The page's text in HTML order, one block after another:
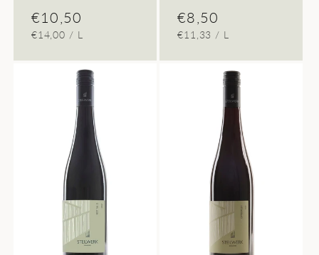
Normaler
Preis
€10,50
GRUNDPREIS
€14,00 / PRO
L
Normaler
Preis
€8,50
GRUNDPREIS
€11,33 / PRO
L